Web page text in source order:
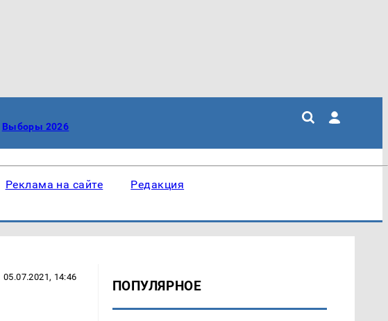
Выборы 2026
Реклама на сайте Редакция
05.07.2021, 14:46
ПОПУЛЯРНОЕ